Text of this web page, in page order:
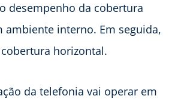
desempenho da cobertura
ambiente interno. Em seguida,
horizontal.
da telefonia vai operar em